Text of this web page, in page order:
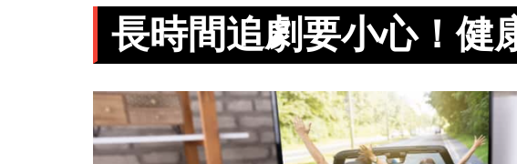
長時間追劇要小心！健